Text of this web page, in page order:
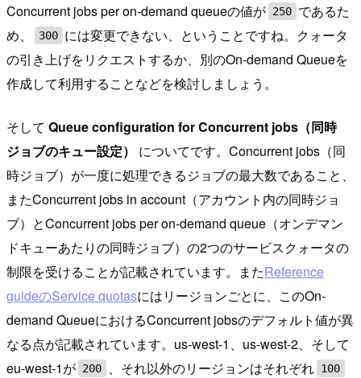
Concurrent jobs per on-demand queueの値が 250 であるた
め、
300 には変更できない、ということですね。クォータ
の引き上げをリクエストするか、別のOn-demand Queueを
作成して利用することなどを検討しましょう。
そして Queue configuration for Concurrent jobs（同時
ジョブのキュー設定）
についてです。Concurrent jobs（同
時ジョブ）が一度に処理できるジョブの最大数であること、
またConcurrent jobs in account（アカウント内の同時ジョ
ブ）とConcurrent jobs per on-demand queue（オンデマン
ドキューあたりの同時ジョブ）の2つのサービスクォータの
制限を受けることが記載されています。またReference
guideのService quotasにはリージョンごとに、このOn-
demand QueueにおけるConcurrent jobsのデフォルト値が異
なる点が記載されています。us-west-1、us-west-2、そして
eu-west-1が 200 、それ以外のリージョンはそれぞれ 100